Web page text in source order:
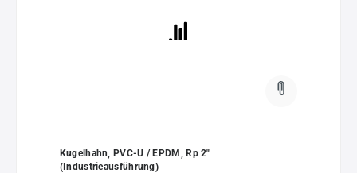
Kugelhahn, PVC-U / EPDM, Rp 2"
(Industrieausführung)